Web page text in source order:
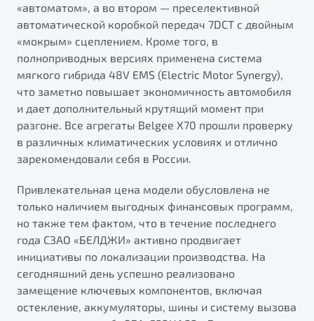
«автоматом», а во втором — преселективной
автоматической коробкой передач 7DCT с двойным
«мокрым» сцеплением. Кроме того, в
полноприводных версиях применена система
мягкого гибрида 48V EMS (Electric Motor Synergy),
что заметно повышает экономичность автомобиля
и дает дополнительный крутящий момент при
разгоне. Все агрегаты Belgee X70 прошли проверку
в различных климатических условиях и отлично
зарекомендовали себя в России.
Привлекательная цена модели обусловлена не
только наличием выгодных финансовых программ,
но также тем фактом, что в течение последнего
года СЗАО «БЕЛДЖИ» активно продвигает
инициативы по локализации производства. На
сегодняшний день успешно реализовано
замещение ключевых компонентов, включая
остекление, аккумуляторы, шины и систему вызова